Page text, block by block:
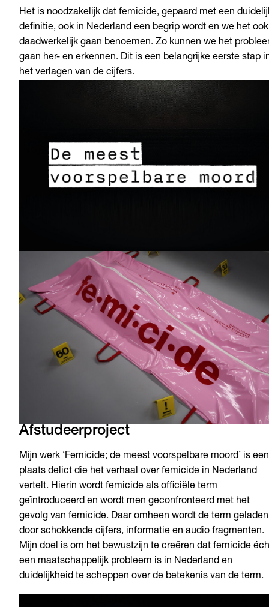
Het is noodzakelijk dat femicide, gepaard met een
definitie, ook in Nederland een begrip wordt en we het ook
daadwerkelijk gaan benoemen. Zo kunnen we het
gaan her- en erkennen. Dit is een belangrijke eerste stap
het verlagen van de cijfers.
Afstudeerproject
Mijn werk ‘Femicide; de meest voorspelbare moord’ is een
plaats delict die het verhaal over femicide in Nederland
vertelt. Hierin wordt femicide als officiële term
geïntroduceerd en wordt men geconfronteerd met het
gevolg van femicide. Daar omheen wordt de term geladen
door schokkende cijfers, informatie en audio fragmenten.
Mijn doel is om het bewustzijn te creëren dat femicide
een maatschappelijk probleem is in Nederland en
duidelijkheid te scheppen over de betekenis van de term.